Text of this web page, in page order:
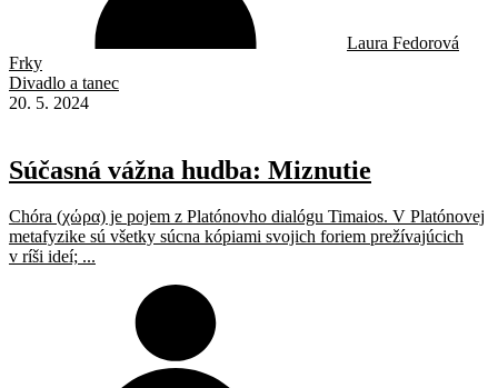
Laura Fedorová
Frky
Divadlo a tanec
20. 5. 2024
Súčasná vážna hudba: Miznutie
Chóra (χώρα) je pojem z Platónovho dialógu Timaios. V Platónovej
metafyzike sú všetky súcna kópiami svojich foriem prežívajúcich
v ríši ideí; ...